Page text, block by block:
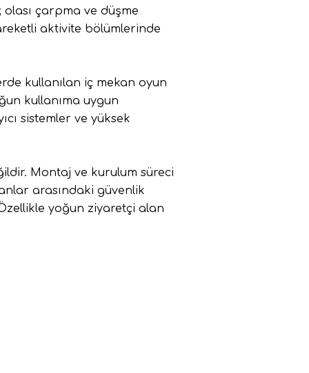
çarpma ve düşme
aktivite bölümlerinde
kullanılan iç mekan oyun
kullanıma uygun
sistemler ve yüksek
Montaj ve kurulum süreci
arasındaki güvenlik
yoğun ziyaretçi alan